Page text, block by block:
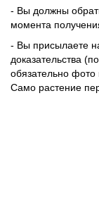
- Вы должны
момента
- Вы присылаете
доказательства
обязательно фото
Само растение